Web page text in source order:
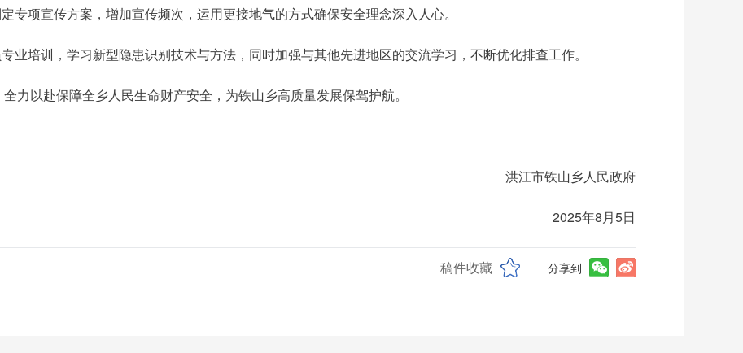
项宣传方案，增加宣传频次，运用更接地气的方式确保安全理念深入人心。
培训，学习新型隐患识别技术与方法，同时加强与其他先进地区的交流学习，不断优化排查工作。
力以赴保障全乡人民生命财产安全，为铁山乡高质量发展保驾护航。
洪江市铁山乡人民政府
2025年8月5日
稿件收藏 分享到